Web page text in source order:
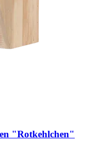
"Rotkehlchen"